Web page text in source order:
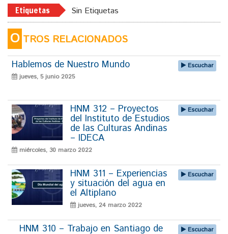
Etiquetas Sin Etiquetas
O TROS RELACIONADOS
Hablemos de Nuestro Mundo
jueves, 5 junio 2025
Escuchar
HNM 312 – Proyectos
del Instituto de Estudios
de las Culturas Andinas
– IDECA
miércoles, 30 marzo 2022
Escuchar
HNM 311 – Experiencias
y situación del agua en
el Altiplano
jueves, 24 marzo 2022
Escuchar
HNM 310 – Trabajo en Santiago de Escuchar